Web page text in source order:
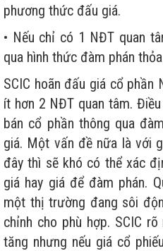
phương thức đấu giá.
• Nếu chỉ có 1 NĐT quan
qua hình thức đàm phán
SCIC hoãn đấu giá cổ
ít hơn 2 NĐT quan tâm.
bán cổ phần thông qua
giá. Một vấn đề nữa là với
đây thì sẽ khó có thể xác
giá hay giá để đàm phán.
một thị trường đang sôi
chỉnh cho phù hợp. SCIC
tăng nhưng nếu giá cổ